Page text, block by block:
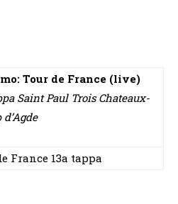
Tour de France (live)
Saint Paul Trois Chateaux-
d’Agde
France 13a tappa